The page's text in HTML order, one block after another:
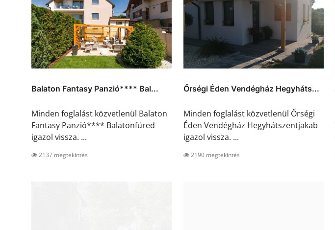
Balaton Fantasy Panzió**** Bal...
Minden foglalást közvetlenül Balaton
Fantasy Panzió**** Balatonfüred
igazol vissza. ...
2137 megtekintés
Őrségi Éden Vendégház Hegyháts...
Minden foglalást közvetlenül Őrségi
Éden Vendégház Hegyhátszentjakab
igazol vissza. ...
2190 megtekintés